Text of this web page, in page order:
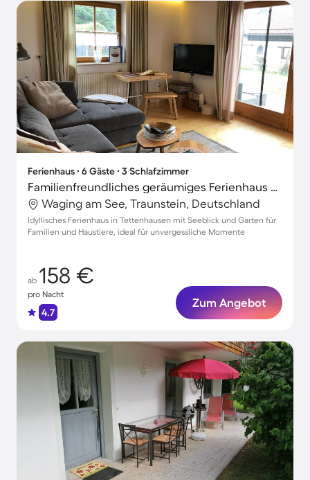
Ferienhaus ∙ 6 Gäste ∙ 3 Schlafzimmer
Familienfreundliches geräumiges Ferienhaus mit Garten, Terrasse und Grill | Seeblick | Ideal für Homeoffice | Haustierfreundlich
Waging am See, Traunstein, Deutschland
Idyllisches Ferienhaus in Tettenhausen mit Seeblick und Garten für
Familien und Haustiere, ideal für unvergessliche Momente
ab 158 €
pro Nacht
4.7
Zum Angebot